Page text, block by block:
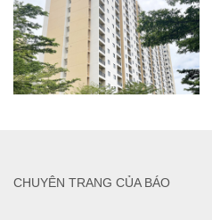
CHUYÊN TRANG CỦA BÁO